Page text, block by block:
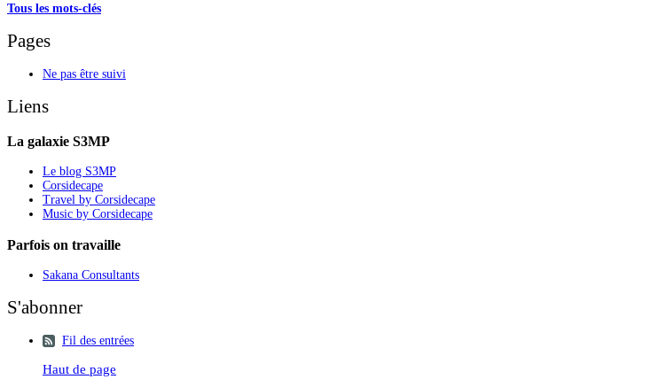
Tous les mots-clés
Pages
Ne pas être suivi
Liens
La galaxie S3MP
Le blog S3MP
Corsidecape
Travel by Corsidecape
Music by Corsidecape
Parfois on travaille
Sakana Consultants
S'abonner
Fil des entrées
Haut de page